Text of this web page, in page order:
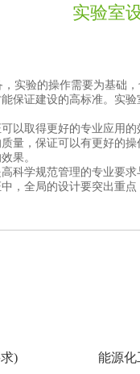
实验室
，实验的操作需要为基础
保证建设的高标准。
以取得更好的专业应用的
质量，保证可以有更好
。
科学规范管理的专业要求
，全局的设计要突出
) 能源化